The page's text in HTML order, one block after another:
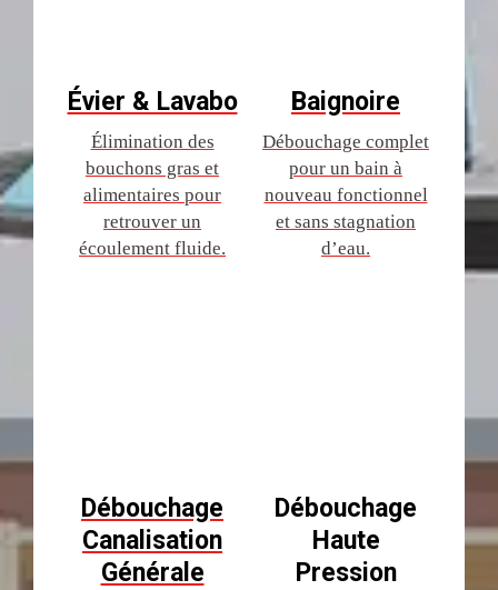
Évier & Lavabo
Élimination des
bouchons gras et
alimentaires pour
retrouver un
écoulement fluide.
Débouchage
Canalisation
Générale
Baignoire
Débouchage complet
pour un bain à
nouveau fonctionnel
et sans stagnation
d’eau.
Débouchage
Haute
Pression